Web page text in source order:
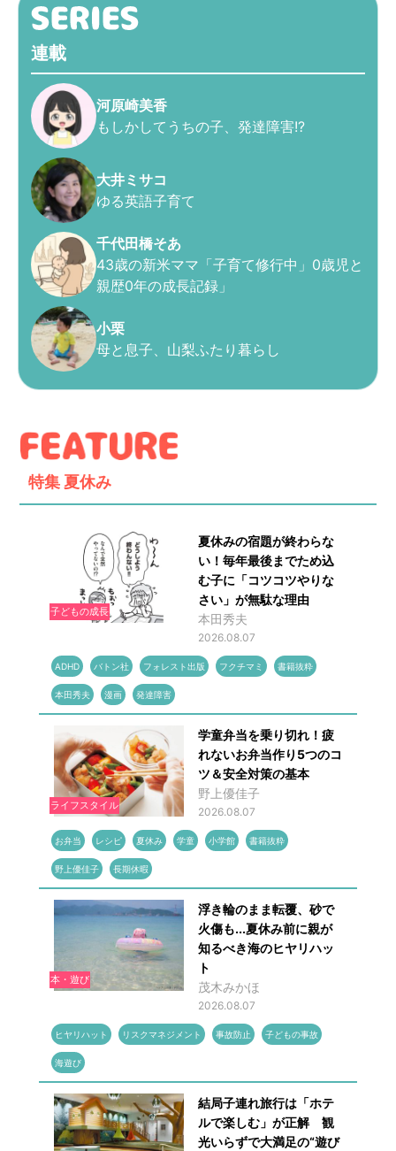
連載
河原崎美香
もしかしてうちの子、発達障害!?
大井ミサコ
ゆる英語子育て
千代田橋そあ
43歳の新米ママ「子育て修行中」0歳児と
親歴0年の成長記録」
小栗
母と息子、山梨ふたり暮らし
特集 夏休み
子どもの成長
夏休みの宿題が終わらな
い！毎年最後までため込
む子に「コツコツやりな
さい」が無駄な理由
本田秀夫
2026.08.07
ADHD バトン社 フォレスト出版 フクチマミ 書籍抜粋
本田秀夫 漫画 発達障害
ライフスタイル
学童弁当を乗り切れ！疲
れないお弁当作り5つのコ
ツ＆安全対策の基本
野上優佳子
2026.08.07
お弁当 レシピ 夏休み 学童 小学館 書籍抜粋
野上優佳子 長期休暇
本・遊び
浮き輪のまま転覆、砂で
火傷も...夏休み前に親が
知るべき海のヒヤリハッ
ト
茂木みかほ
2026.08.07
ヒヤリハット リスクマネジメント 事故防止 子どもの事故
海遊び
結局子連れ旅行は「ホテ
ルで楽しむ」が正解 観
光いらずで大満足の“遊び